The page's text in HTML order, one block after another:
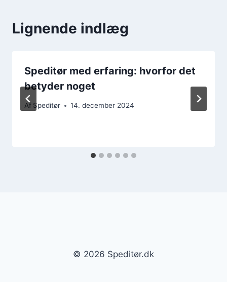
Lignende indlæg
Speditør med erfaring: hvorfor det
betyder noget
Af Speditør 14. december 2024
© 2026 Speditør.dk